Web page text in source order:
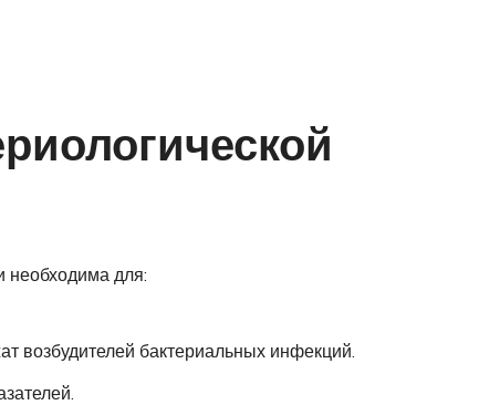
необходима для:
возбудителей бактериальных инфекций.